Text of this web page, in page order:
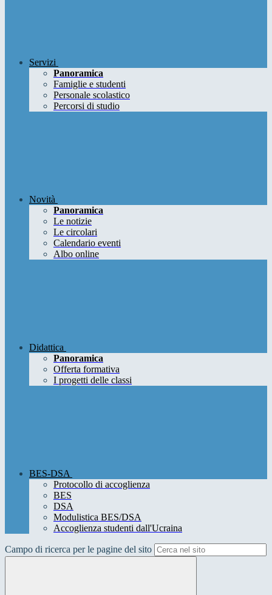
Servizi
Panoramica
Famiglie e studenti
Personale scolastico
Percorsi di studio
Novità
Panoramica
Le notizie
Le circolari
Calendario eventi
Albo online
Didattica
Panoramica
Offerta formativa
I progetti delle classi
BES-DSA
Protocollo di accoglienza
BES
DSA
Modulistica BES/DSA
Accoglienza studenti dall'Ucraina
Campo di ricerca per le pagine del sito